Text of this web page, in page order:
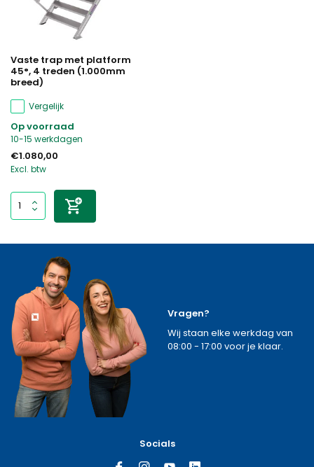
Vaste trap met platform
45°, 4 treden (1.000mm
breed)
Vergelijk
Op voorraad
10-15 werkdagen
€1.080,00
Excl. btw
Vragen?
Wij staan elke werkdag van
08:00 - 17:00 voor je klaar.
Socials